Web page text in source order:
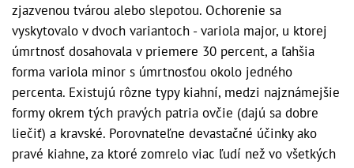
zjazvenou tvárou alebo slepotou. Ochorenie sa
vyskytovalo v dvoch variantoch - variola major, u ktorej
úmrtnosť dosahovala v priemere 30 percent, a ľahšia
forma variola minor s úmrtnosťou okolo jedného
percenta. Existujú rôzne typy kiahní, medzi najznámejšie
formy okrem tých pravých patria ovčie (dajú sa dobre
liečiť) a kravské. Porovnateľne devastačné účinky ako
pravé kiahne, za ktoré zomrelo viac ľudí než vo všetkých